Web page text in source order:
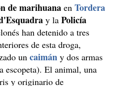
de marihuana en Tordera
y la Policía
han detenido a tres
de esta droga,
un caimán y dos armas
escopeta). El animal, una
y originario de